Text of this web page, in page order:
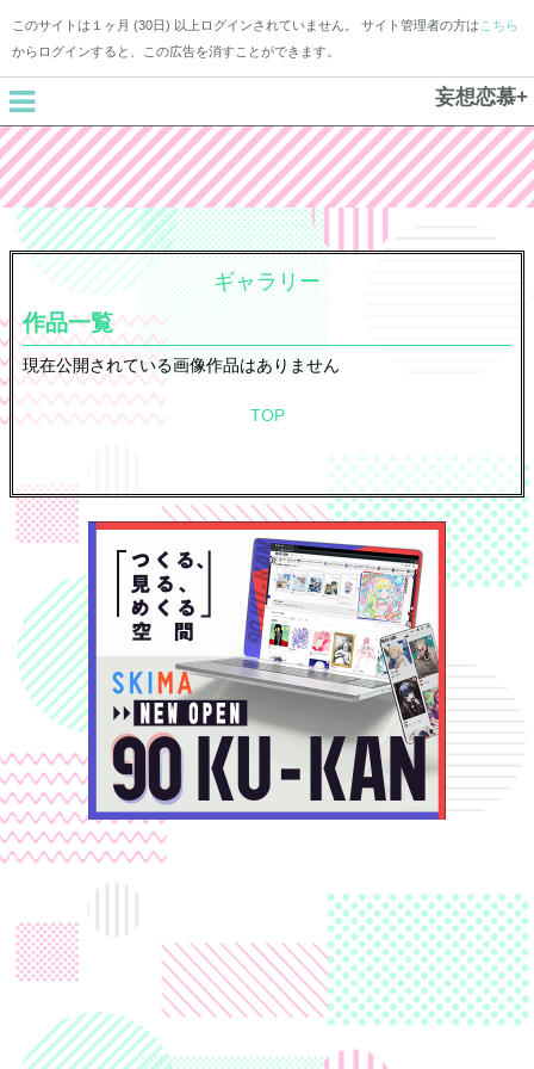
このサイトは１ヶ月 (30日) 以上ログインされていません。 サイト管理者の方は こちら
からログインすると、この広告を消すことができます。
妄想恋慕+
ギャラリー
作品一覧
現在公開されている画像作品はありません
TOP